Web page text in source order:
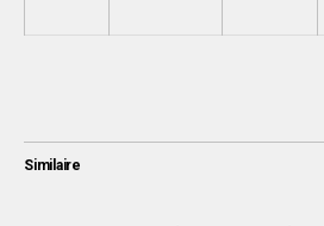
Similaire